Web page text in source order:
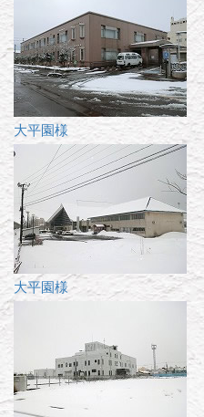
大平園様
大平園様